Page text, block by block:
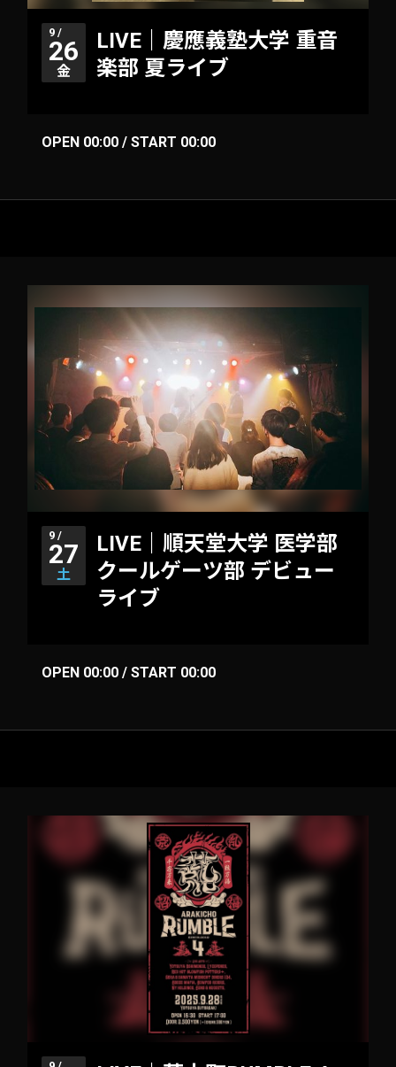
9 /
26
金
LIVE｜慶應義塾大学 重音
楽部 夏ライブ
OPEN 00:00 / START 00:00
9 /
27
土
LIVE｜順天堂大学 医学部
クールゲーツ部 デビュー
ライブ
OPEN 00:00 / START 00:00